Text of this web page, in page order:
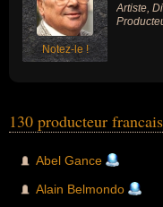
Notez-le !
Artiste,
130 producteur francais
Abel Gance
Alain Belmondo